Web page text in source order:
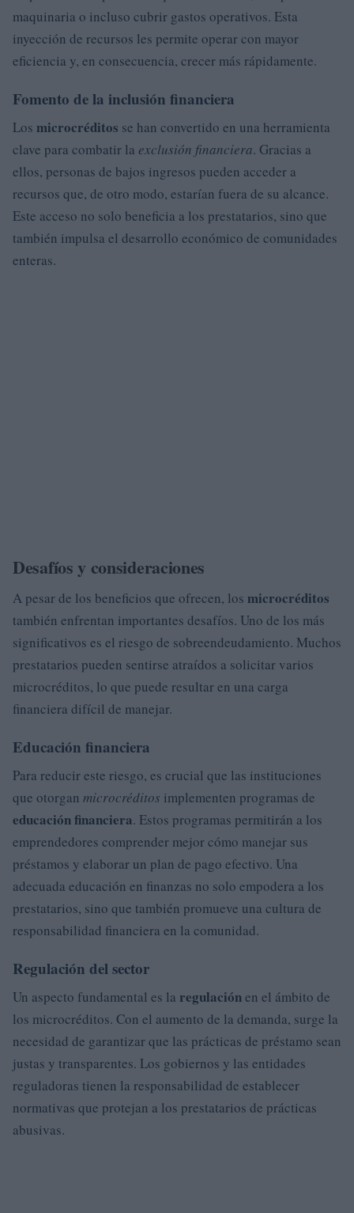
maquinaria o incluso cubrir gastos operativos. Esta
inyección de recursos les permite operar con mayor
eficiencia y, en consecuencia, crecer más rápidamente.
Fomento de la inclusión financiera
Los microcréditos se han convertido en una herramienta
clave para combatir la exclusión financiera. Gracias a
ellos, personas de bajos ingresos pueden acceder a
recursos que, de otro modo, estarían fuera de su alcance.
Este acceso no solo beneficia a los prestatarios, sino que
también impulsa el desarrollo económico de comunidades
enteras.
Desafíos y consideraciones
A pesar de los beneficios que ofrecen, los microcréditos
también enfrentan importantes desafíos. Uno de los más
significativos es el riesgo de sobreendeudamiento. Muchos
prestatarios pueden sentirse atraídos a solicitar varios
microcréditos, lo que puede resultar en una carga
financiera difícil de manejar.
Educación financiera
Para reducir este riesgo, es crucial que las instituciones
que otorgan microcréditos implementen programas de
educación financiera. Estos programas permitirán a los
emprendedores comprender mejor cómo manejar sus
préstamos y elaborar un plan de pago efectivo. Una
adecuada educación en finanzas no solo empodera a los
prestatarios, sino que también promueve una cultura de
responsabilidad financiera en la comunidad.
Regulación del sector
Un aspecto fundamental es la regulaciónen el ámbito de
los microcréditos. Con el aumento de la demanda, surge la
necesidad de garantizar que las prácticas de préstamo sean
justas y transparentes. Los gobiernos y las entidades
reguladoras tienen la responsabilidad de establecer
normativas que protejan a los prestatarios de prácticas
abusivas.